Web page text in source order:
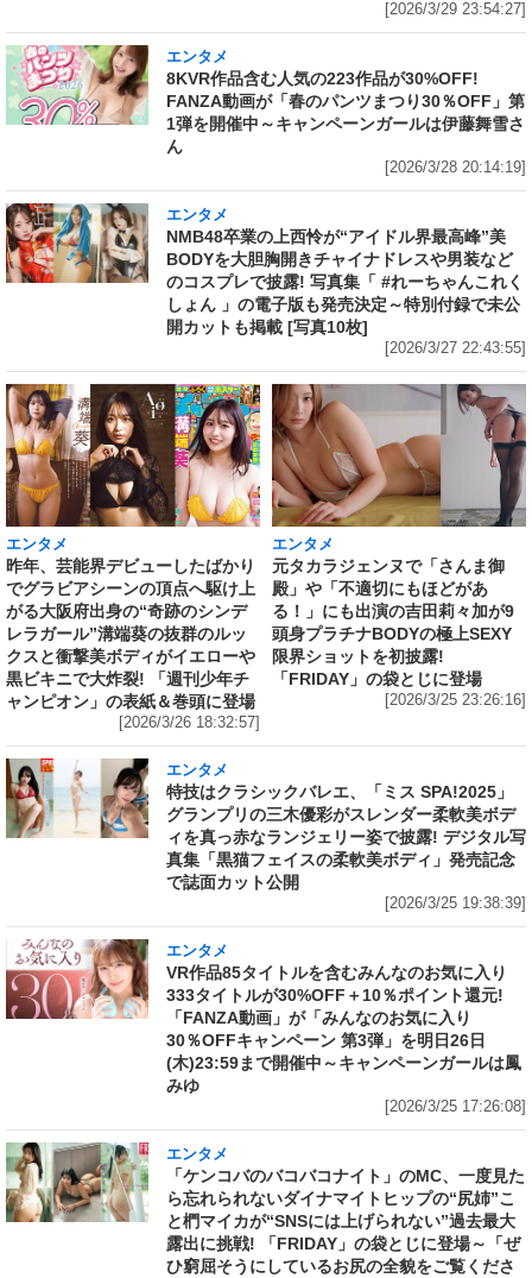
[2026/3/29 23:54:27]
エンタメ
8KVR作品含む人気の223作品が30%OFF!
FANZA動画が「春のパンツまつり30％OFF」第
1弾を開催中～キャンペーンガールは伊藤舞雪さ
ん
[2026/3/28 20:14:19]
エンタメ
NMB48卒業の上西怜が“アイドル界最高峰”美
BODYを大胆胸開きチャイナドレスや男装など
のコスプレで披露! 写真集「 #れーちゃんこれく
しょん 」の電子版も発売決定～特別付録で未公
開カットも掲載 [写真10枚]
[2026/3/27 22:43:55]
エンタメ
昨年、芸能界デビューしたばかり
でグラビアシーンの頂点へ駆け上
がる大阪府出身の“奇跡のシンデ
レラガール”溝端葵の抜群のルッ
クスと衝撃美ボディがイエローや
黒ビキニで大炸裂! 「週刊少年チ
ャンピオン」の表紙＆巻頭に登場
[2026/3/26 18:32:57]
エンタメ
元タカラジェンヌで「さんま御
殿」や「不適切にもほどがあ
る！」にも出演の吉田莉々加が9
頭身プラチナBODYの極上SEXY
限界ショットを初披露!
「FRIDAY」の袋とじに登場
[2026/3/25 23:26:16]
エンタメ
特技はクラシックバレエ、「ミス SPA!2025」
グランプリの三木優彩がスレンダー柔軟美ボデ
ィを真っ赤なランジェリー姿で披露! デジタル写
真集「黒猫フェイスの柔軟美ボディ」発売記念
で誌面カット公開
[2026/3/25 19:38:39]
エンタメ
VR作品85タイトルを含むみんなのお気に入り
333タイトルが30%OFF＋10％ポイント還元!
「FANZA動画」が「みんなのお気に入り
30％OFFキャンペーン 第3弾」を明日26日
(木)23:59まで開催中～キャンペーンガールは鳳
みゆ
[2026/3/25 17:26:08]
エンタメ
「ケンコバのバコバコナイト」のMC、一度見た
ら忘れられないダイナマイトヒップの“尻姉”こ
と椚マイカが“SNSには上げられない”過去最大
露出に挑戦! 「FRIDAY」の袋とじに登場～「ぜ
ひ窮屈そうにしているお尻の全貌をご覧くださ